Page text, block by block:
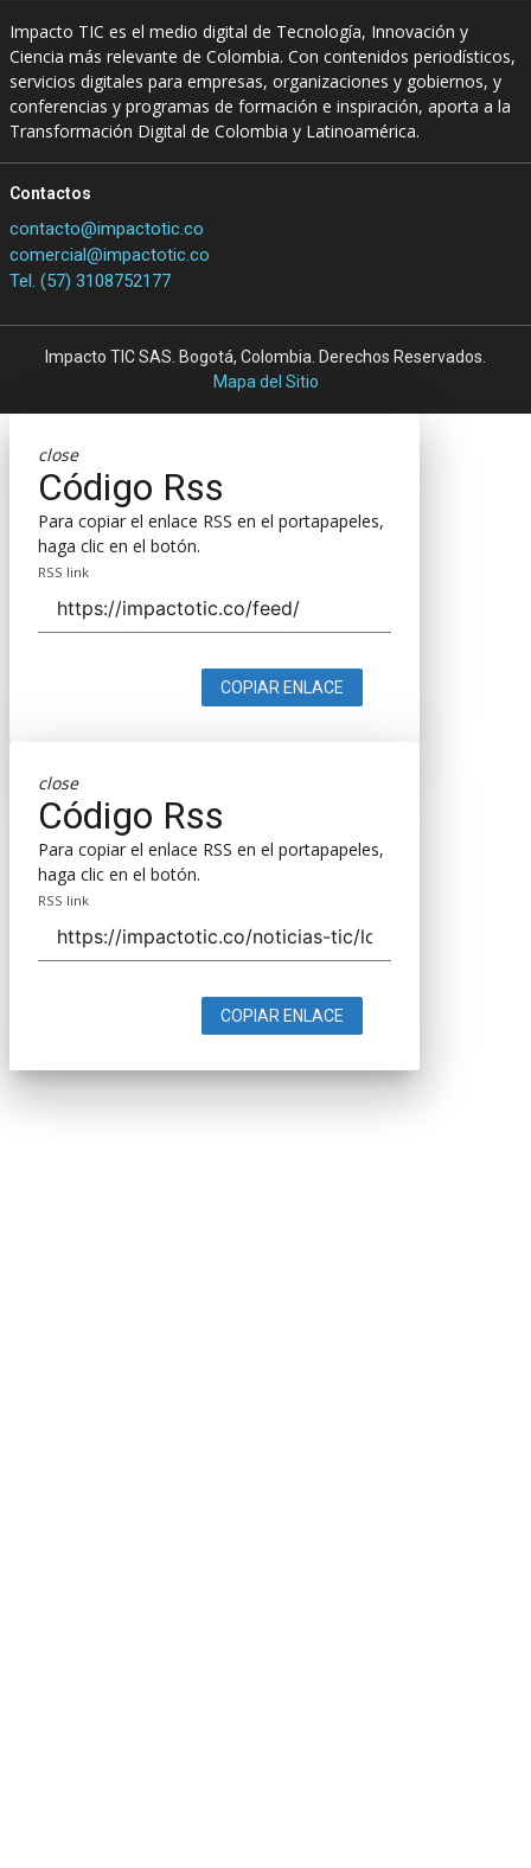
Impacto TIC es el medio digital de Tecnología, Innovación y
Ciencia más relevante de Colombia. Con contenidos periodísticos,
servicios digitales para empresas, organizaciones y gobiernos, y
conferencias y programas de formación e inspiración, aporta a la
Transformación Digital de Colombia y Latinoamérica.
Contactos
contacto@impactotic.co
comercial@impactotic.co
Tel. (57) 3108752177
Impacto TIC SAS. Bogotá, Colombia. Derechos Reservados.
Mapa del Sitio
close
Código Rss
Para copiar el enlace RSS en el portapapeles,
haga clic en el botón.
RSS link
COPIAR ENLACE
close
Código Rss
Para copiar el enlace RSS en el portapapeles,
haga clic en el botón.
RSS link
COPIAR ENLACE